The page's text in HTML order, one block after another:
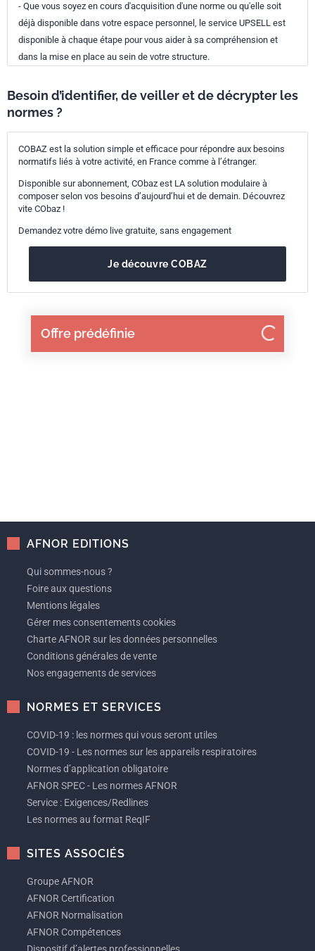
Offre prédéfinie
- Que vous soyez en cours d'acquisition d'une norme ou qu'elle soit
déjà disponible dans votre espace personnel, le service UPSELL est
disponible à chaque étape pour vous aider à sa compréhension et
dans la mise en place au sein de votre structure.
Besoin d’identifier, de veiller et de décrypter les
normes ?
COBAZ est la solution simple et efficace pour répondre aux besoins
normatifs liés à votre activité, en France comme à l’étranger.
Disponible sur abonnement, CObaz est LA solution modulaire à
composer selon vos besoins d’aujourd’hui et de demain. Découvrez
vite CObaz !
Demandez votre démo live gratuite, sans engagement
Je découvre COBAZ
AFNOR EDITIONS
Qui sommes-nous ?
Foire aux questions
Mentions légales
Gérer mes consentements cookies
Charte AFNOR sur les données personnelles
Conditions générales de vente
Nos engagements de services
NORMES ET SERVICES
COVID-19 : les normes qui vous seront utiles
COVID-19 - Les normes sur les appareils respiratoires
Normes d’application obligatoire
AFNOR SPEC - Les normes AFNOR
Service : Exigences/Redlines
Les normes au format ReqIF
SITES ASSOCIÉS
Groupe AFNOR
AFNOR Certification
AFNOR Normalisation
AFNOR Compétences